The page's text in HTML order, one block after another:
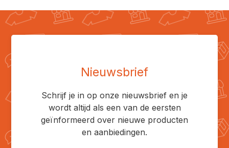
Nieuwsbrief
Schrijf je in op onze nieuwsbrief en je
wordt altijd als een van de eersten
geïnformeerd over nieuwe producten
en aanbiedingen.